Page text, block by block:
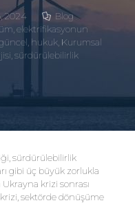
2024
Blog
elektrifikasyonun
hukuk Kurumsal
sürdürülebilirlik
sürdürülebilirlik
gibi üç büyük zorlukla
Ukrayna krizi sonrası
sektörde dönüşüme